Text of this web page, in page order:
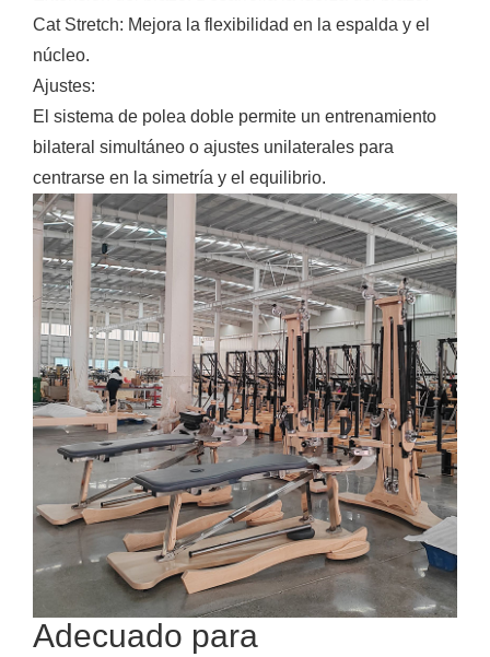
Cat Stretch: Mejora la flexibilidad en la espalda y el
núcleo.
Ajustes:
El sistema de polea doble permite un entrenamiento
bilateral simultáneo o ajustes unilaterales para
centrarse en la simetría y el equilibrio.
Adecuado para